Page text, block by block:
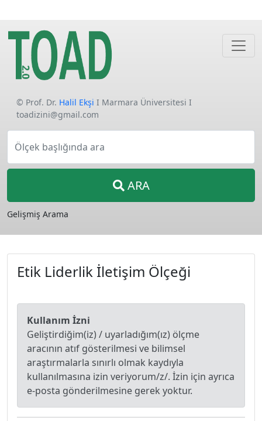
© Prof. Dr. Halil Ekşi I Marmara Üniversitesi I
toadizini@gmail.com
Ölçek başlığında ara
ARA
Gelişmiş Arama
Etik Liderlik İletişim Ölçeği
Kullanım İzni
Geliştirdiğim(iz) / uyarladığım(ız) ölçme
aracının atıf gösterilmesi ve bilimsel
araştırmalarla sınırlı olmak kaydıyla
kullanılmasına izin veriyorum/z/. İzin için ayrıca
e-posta gönderilmesine gerek yoktur.